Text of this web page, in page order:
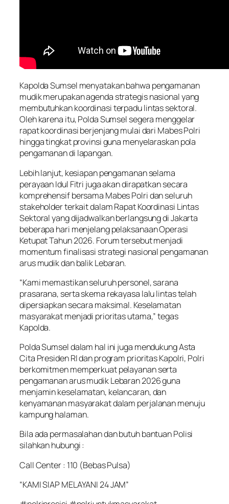
Kapolda Sumsel menyatakan bahwa pengamanan
mudik merupakan agenda strategis nasional yang
membutuhkan koordinasi terpadu lintas sektoral.
Oleh karena itu, Polda Sumsel segera menggelar
rapat koordinasi berjenjang mulai dari Mabes Polri
hingga tingkat provinsi guna menyelaraskan pola
pengamanan di lapangan.
Lebih lanjut, kesiapan pengamanan selama
perayaan Idul Fitri juga akan dirapatkan secara
komprehensif bersama Mabes Polri dan seluruh
stakeholder terkait dalam Rapat Koordinasi Lintas
Sektoral yang dijadwalkan berlangsung di Jakarta
beberapa hari menjelang pelaksanaan Operasi
Ketupat Tahun 2026. Forum tersebut menjadi
momentum finalisasi strategi nasional pengamanan
arus mudik dan balik Lebaran.
“Kami memastikan seluruh personel, sarana
prasarana, serta skema rekayasa lalu lintas telah
dipersiapkan secara maksimal. Keselamatan
masyarakat menjadi prioritas utama,” tegas
Kapolda.
Polda Sumsel dalam hal ini juga mendukung Asta
Cita Presiden RI dan program prioritas Kapolri, Polri
berkomitmen memperkuat pelayanan serta
pengamanan arus mudik Lebaran 2026 guna
menjamin keselamatan, kelancaran, dan
kenyamanan masyarakat dalam perjalanan menuju
kampung halaman.
Bila ada permasalahan dan butuh bantuan Polisi
silahkan hubungi :
Call Center : 110 (Bebas Pulsa)
“KAMI SIAP MELAYANI 24 JAM”